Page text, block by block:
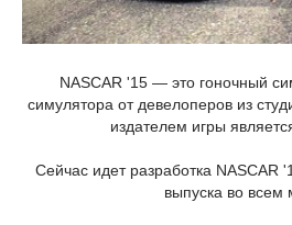
NASCAR '15 — это гоночный
симулятора от девелоперов из
издателем игры
Сейчас идет разработка NASCAR
выпуска во всем